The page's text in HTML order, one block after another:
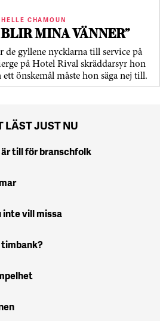
CHAMOUN
MINA VÄNNER”
de gyllene nycklarna till service på
på Hotel Rival skräddarsyr hon
ett önskemål måste hon säga nej till.
LÄST JUST NU
är till för branschfolk
inte vill missa
timbank?